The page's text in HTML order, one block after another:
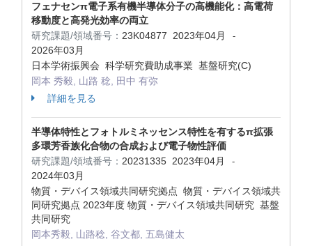
フェナセンπ電子系有機半導体分子の高機能化：高電荷
移動度と高発光効率の両立
研究課題/領域番号： 23K04877 2023年04月 -
2026年03月
日本学術振興会 科学研究費助成事業 基盤研究(C)
岡本 秀毅, 山路 稔, 田中 有弥
詳細を見る
半導体特性とフォトルミネッセンス特性を有するπ拡張
多環芳香族化合物の合成および電子物性評価
研究課題/領域番号： 20231335 2023年04月 -
2024年03月
物質・デバイス領域共同研究拠点 物質・デバイス領域共
同研究拠点 2023年度 物質・デバイス領域共同研究 基盤
共同研究
岡本秀毅, 山路稔, 谷文都, 五島健太